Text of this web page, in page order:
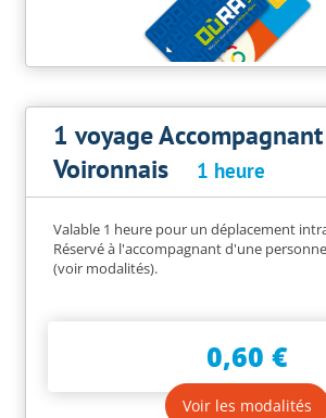
1 voyage
Voironnais
1 heure
Valable 1 heure pour un déplacement
Réservé à l'accompagnant d'une
(voir modalités).
0,60 €
Voir les modalités